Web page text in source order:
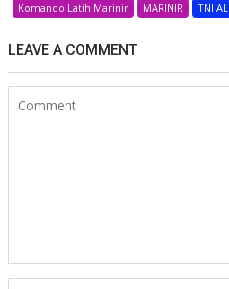
Komando Latih Marinir MARINIR TNI AL
LEAVE A COMMENT